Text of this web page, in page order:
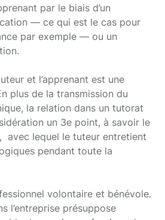
par le biais d’un
— ce qui est le cas pour
par exemple — ou un
et l’apprenant est une
plus de la transmission du
la relation dans un tutorat
un 3e point, à savoir le
avec lequel le tuteur entretient
pendant toute la
volontaire et bénévole.
l’entreprise présuppose